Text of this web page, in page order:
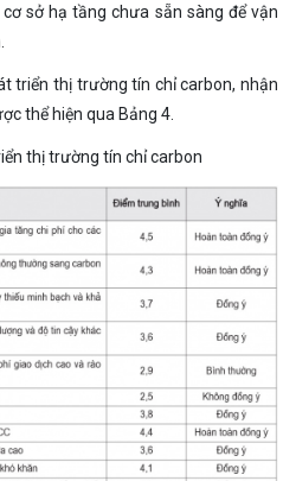
sở hạ tầng chưa sẵn sàng để vận
triển thị trường tín chỉ carbon, nhận
thể hiện qua Bảng 4.
thị trường tín chỉ carbon